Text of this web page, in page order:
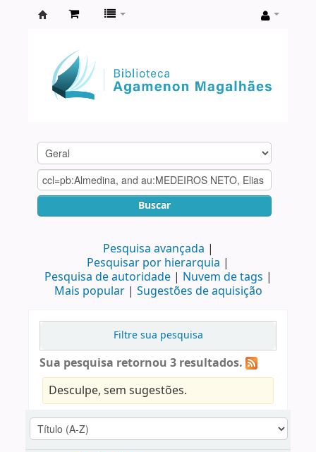
Agamenon
Magalhães
Buscar
Pesquisa avançada
Pesquisar por hierarquia
Pesquisa de autoridade
Nuvem de tags
Mais popular
Sugestões de aquisição
Filtre sua pesquisa
Sua pesquisa retornou 3 resultados.
Desculpe, sem sugestões.